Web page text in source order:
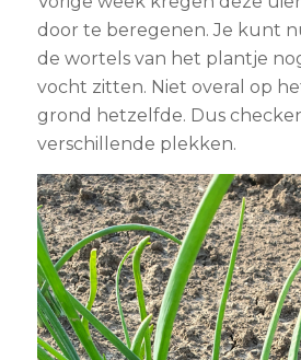
door te beregenen. Je kunt
de wortels van het plantje
vocht zitten. Niet overal op
grond hetzelfde. Dus
verschillende plekken.